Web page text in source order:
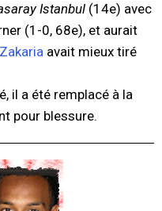
Istanbul (14e) avec
(1-0, 68e), et aurait
Zakaria avait mieux tiré
il a été remplacé à la
pour blessure.